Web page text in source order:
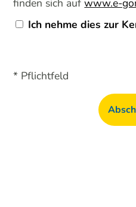
finden sich aufwww.e-
Ich nehme dies zur
* Pflichtfeld